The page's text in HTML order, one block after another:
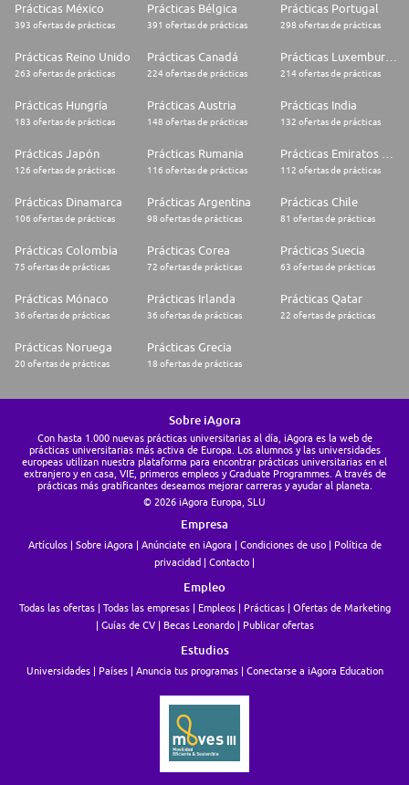
Prácticas México
393 ofertas de prácticas
Prácticas Bélgica
391 ofertas de prácticas
Prácticas Portugal
298 ofertas de prácticas
Prácticas Reino Unido
263 ofertas de prácticas
Prácticas Canadá
224 ofertas de prácticas
Prácticas Luxemburgo
214 ofertas de prácticas
Prácticas Hungría
183 ofertas de prácticas
Prácticas Austria
148 ofertas de prácticas
Prácticas India
132 ofertas de prácticas
Prácticas Japón
126 ofertas de prácticas
Prácticas Rumania
116 ofertas de prácticas 112 ofertas de prácticas
Prácticas Dinamarca
106 ofertas de prácticas
Prácticas Argentina
98 ofertas de prácticas
Prácticas Chile
81 ofertas de prácticas
Prácticas Colombia
75 ofertas de prácticas
Prácticas Corea
72 ofertas de prácticas
Prácticas Suecia
63 ofertas de prácticas
Prácticas Mónaco
36 ofertas de prácticas
Prácticas Irlanda
36 ofertas de prácticas
Prácticas Qatar
22 ofertas de prácticas
Prácticas Noruega
20 ofertas de prácticas
Prácticas Grecia
18 ofertas de prácticas
Sobre iAgora
Con hasta 1.000 nuevas prácticas universitarias al día, iAgora es la web de
prácticas universitarias más activa de Europa. Los alumnos y las universidades
europeas utilizan nuestra plataforma para encontrar prácticas universitarias en el
extranjero y en casa, VIE, primeros empleos y Graduate Programmes. A través de
prácticas más gratificantes deseamos mejorar carreras y ayudar al planeta.
© 2026 iAgora Europa, SLU
Empresa
Artículos Sobre iAgora Anúnciate en iAgora Condiciones de uso
Política de
privacidad
Contacto
Empleo
Todas las ofertas Todas las empresas Empleos Prácticas
Ofertas de Marketing
Guías de CV
Becas Leonardo Publicar ofertas
Estudios
Universidades Países Anuncia tus programas Conectarse a iAgora Education